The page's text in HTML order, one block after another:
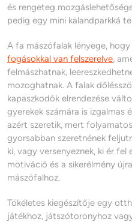
és rengeteg
pedig egy mini kalandparkká
A fa mászófalak lényege,
fogásokkal van felszerelve,
felmászhatnak,
mozoghatnak. A falak
kapaszkodók elrendezése
gyerekek számára is izgalmas
azért szeretik, mert
gyorsabban szeretnének
ki, vagy versenyeznek, ki ér
motiváció és a sikerélmény
mászófalhoz.
Tökéletes kiegészítője egy
játékhoz, játszótoronyhoz